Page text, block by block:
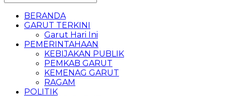
BERANDA
GARUT TERKINI
Garut Hari Ini
PEMERINTAHAAN
KEBIJAKAN PUBLIK
PEMKAB GARUT
KEMENAG GARUT
RAGAM
POLITIK